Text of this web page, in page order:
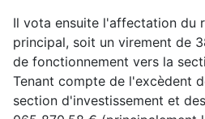
Il vota ensuite l'affectation du
principal, soit un virement de
de fonctionnement vers la
Tenant compte de l'excèdent
section d'investissement et